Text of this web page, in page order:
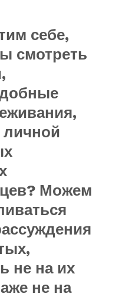
себе,
смотреть
Можем
не на их
не на